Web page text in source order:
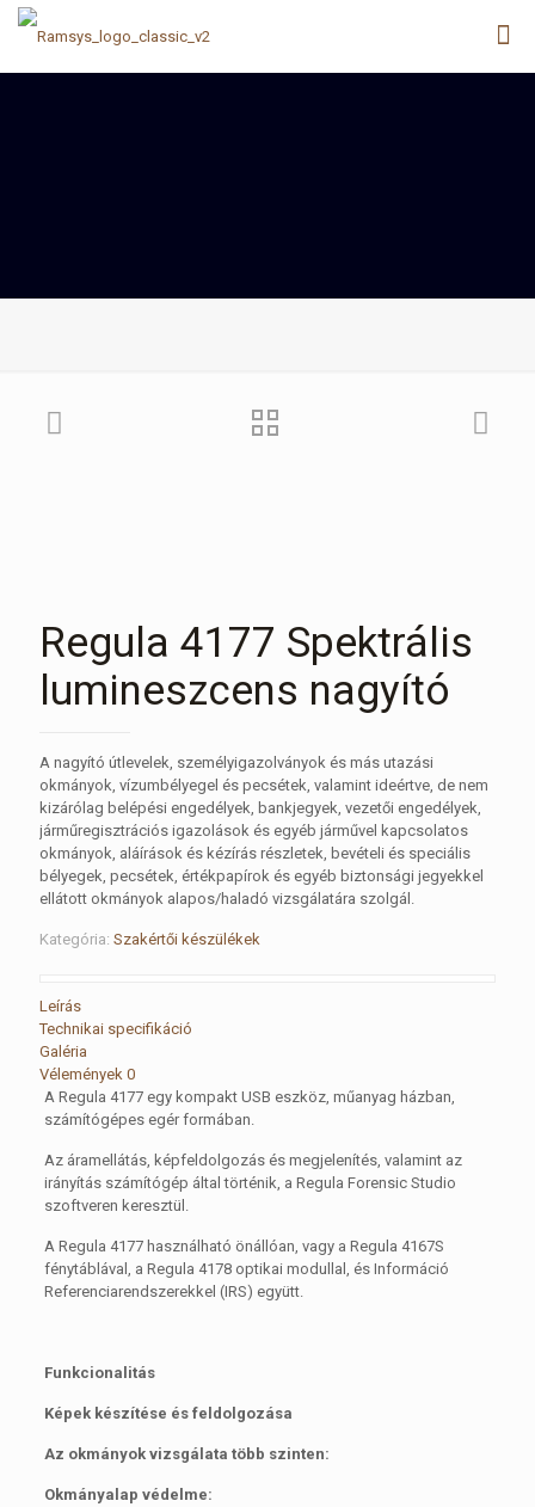
Regula 4177 Spektrális
lumineszcens nagyító
A nagyító útlevelek, személyigazolványok és más utazási
okmányok, vízumbélyegel és pecsétek, valamint ideértve, de nem
kizárólag belépési engedélyek, bankjegyek, vezetői engedélyek,
járműregisztrációs igazolások és egyéb járművel kapcsolatos
okmányok, aláírások és kézírás részletek, bevételi és speciális
bélyegek, pecsétek, értékpapírok és egyéb biztonsági jegyekkel
ellátott okmányok alapos/haladó vizsgálatára szolgál.
Kategória: Szakértői készülékek
Leírás
Technikai specifikáció
Galéria
Vélemények 0
A Regula 4177 egy kompakt USB eszköz, műanyag házban,
számítógépes egér formában.
Az áramellátás, képfeldolgozás és megjelenítés, valamint az
irányítás számítógép által történik, a Regula Forensic Studio
szoftveren keresztül.
A Regula 4177 használható önállóan, vagy a Regula 4167S
fénytáblával, a Regula 4178 optikai modullal, és Információ
Referenciarendszerekkel (IRS) együtt.
Funkcionalitás
Képek készítése és feldolgozása
Az okmányok vizsgálata több szinten:
Okmányalap védelme: